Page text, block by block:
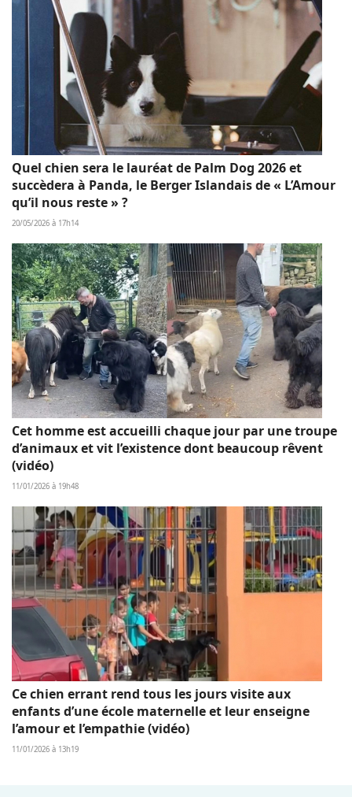
Quel chien sera le lauréat de Palm Dog 2026 et
succèdera à Panda, le Berger Islandais de « L’Amour
qu’il nous reste » ?
20/05/2026 à 17h14
Cet homme est accueilli chaque jour par une troupe
d’animaux et vit l’existence dont beaucoup rêvent
(vidéo)
11/01/2026 à 19h48
Ce chien errant rend tous les jours visite aux
enfants d’une école maternelle et leur enseigne
l’amour et l’empathie (vidéo)
11/01/2026 à 13h19